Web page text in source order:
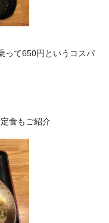
って650円というコスパ
食もご紹介